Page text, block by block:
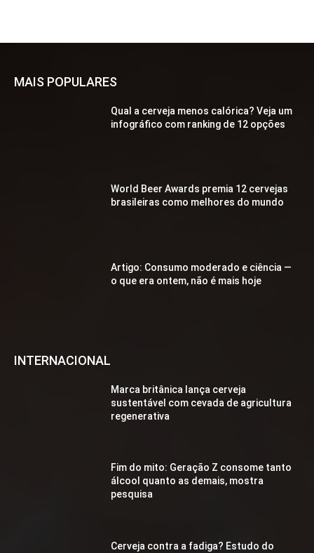
MAIS POPULARES
Qual a cerveja menos calórica? Veja um
infográfico com ranking de 12 opções
World Beer Awards premia 12 cervejas
brasileiras como melhores do mundo
Artigo: Consumo moderado e ciência —
o que era ontem, não é mais hoje
INTERNACIONAL
Marca britânica lança cerveja
sustentável com cevada de agricultura
regenerativa
Fim do mito: Geração Z consome tanto
álcool quanto as demais, mostra
pesquisa
Cerveja contra a fadiga? Estudo do